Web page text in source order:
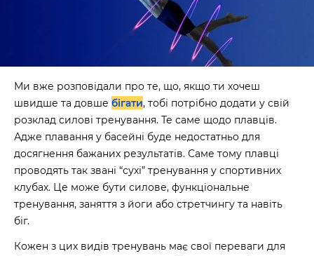
Ми вже розповідали про те, що, якщо ти хочеш
швидше та довше бігати, тобі потрібно додати у свій
розклад силові тренування. Те саме щодо плавців.
Адже плавання у басейні буде недостатньо для
досягнення бажаних результатів. Саме тому плавці
проводять так звані “сухі” тренування у спортивних
клубах. Це може бути силове, функціональне
тренування, заняття з йоги або стретчингу та навіть
біг.
Кожен з цих видів тренувань має свої переваги для